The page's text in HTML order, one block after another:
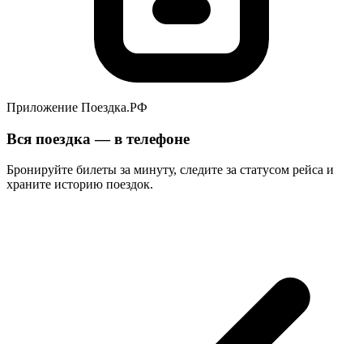
Приложение Поездка.РФ
Вся поездка — в телефоне
Бронируйте билеты за минуту, следите за статусом рейса и
храните историю поездок.